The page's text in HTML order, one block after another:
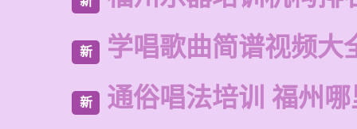
新 学唱歌曲简谱视频大
新 通俗唱法培训 福州